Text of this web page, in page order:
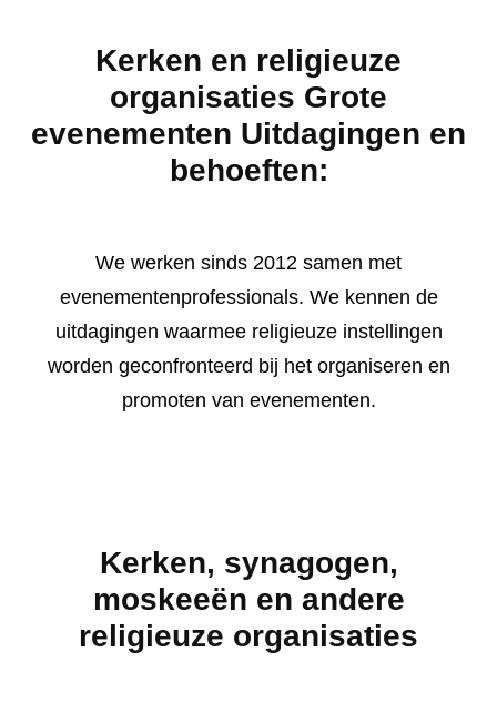
Kerken en religieuze
organisaties Grote
evenementen Uitdagingen en
behoeften:
We werken sinds 2012 samen met
evenementenprofessionals. We kennen de
uitdagingen waarmee religieuze instellingen
worden geconfronteerd bij het organiseren en
promoten van evenementen.
Kerken, synagogen,
moskeeën en andere
religieuze organisaties